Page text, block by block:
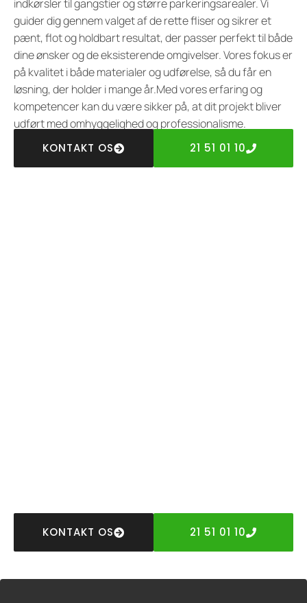
indkørsler til gangstier og større parkeringsarealer. Vi
guider dig gennem valget af de rette fliser og sikrer et
pænt, flot og holdbart resultat, der passer perfekt til både
dine ønsker og de eksisterende omgivelser. Vores fokus er
på kvalitet i både materialer og udførelse, så du får en
løsning, der holder i mange år.Med vores erfaring og
kompetencer kan du være sikker på, at dit projekt bliver
udført med omhyggelighed og professionalisme.
KONTAKT OS 21 51 01 10
KONTAKT OS 21 51 01 10